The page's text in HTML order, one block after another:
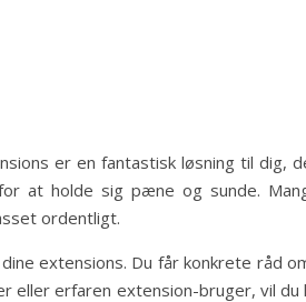
er en fantastisk løsning til dig,
at holde sig pæne og sunde.
ordentligt.
extensions. Du får konkrete råd
eller erfaren extension-bruger, vil